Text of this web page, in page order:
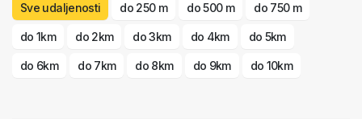
Sve udaljenosti do 250 m do 500 m do 750 m
do 1km do 2km do 3km do 4km do 5km
do 6km do 7km do 8km do 9km do 10km